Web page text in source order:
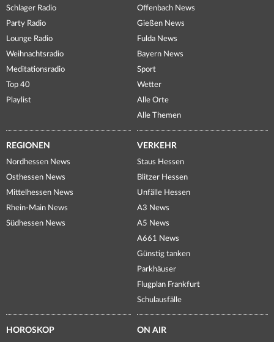
Schlager Radio
Party Radio
Lounge Radio
Weihnachtsradio
Meditationsradio
Top 40
Playlist
Offenbach News
Gießen News
Fulda News
Bayern News
Sport
Wetter
Alle Orte
Alle Themen
REGIONEN
Nordhessen News
Osthessen News
Mittelhessen News
Rhein-Main News
Südhessen News
VERKEHR
Staus Hessen
Blitzer Hessen
Unfälle Hessen
A3 News
A5 News
A661 News
Günstig tanken
Parkhäuser
Flugplan Frankfurt
Schulausfälle
HOROSKOP ON AIR